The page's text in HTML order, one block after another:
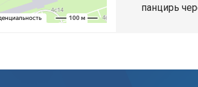
панцирь